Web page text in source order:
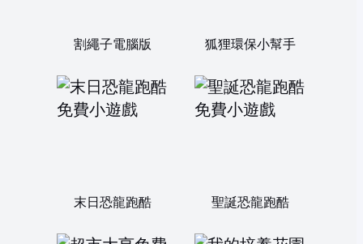
割繩子電腦版 狐狸環保小幫手
末日恐龍跑酷 聖誕恐龍跑酷